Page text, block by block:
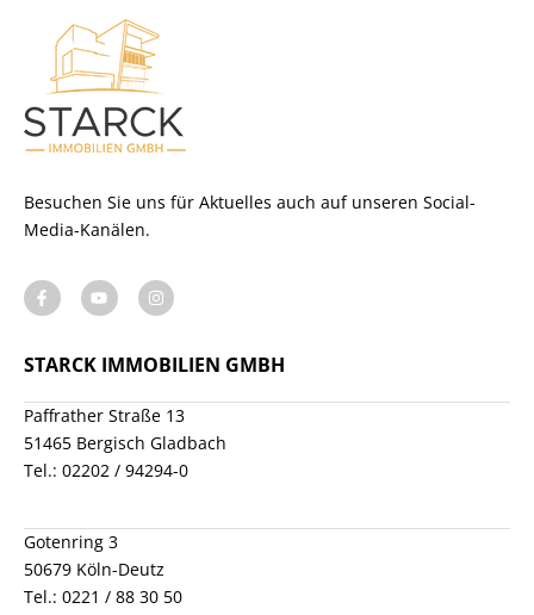
Besuchen Sie uns für Aktuelles auch auf unseren Social-
Media-Kanälen.
STARCK IMMOBILIEN GMBH
Paffrather Straße 13
51465 Bergisch Gladbach
Tel.: 02202 / 94294-0
Gotenring 3
50679 Köln-Deutz
Tel.: 0221 / 88 30 50